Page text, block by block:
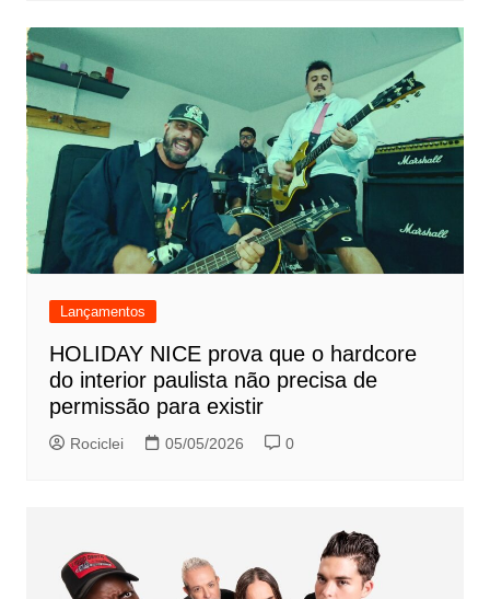
Lançamentos
HOLIDAY NICE prova que o hardcore
do interior paulista não precisa de
permissão para existir
Rociclei 05/05/2026 0